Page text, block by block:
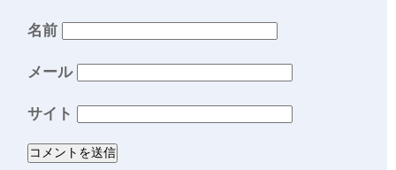
名前
メール
サイト